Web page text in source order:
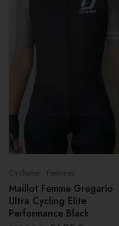
Cyclisme - Femmes
Maillot Femme Gregario
Ultra Cycling Elite
Performance Black